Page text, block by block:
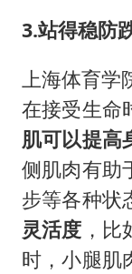
3.站得稳防
上海体育学
在接受生命
肌可以提高
侧肌肉有助
步等各种状
灵活度 ，
时，小腿肌